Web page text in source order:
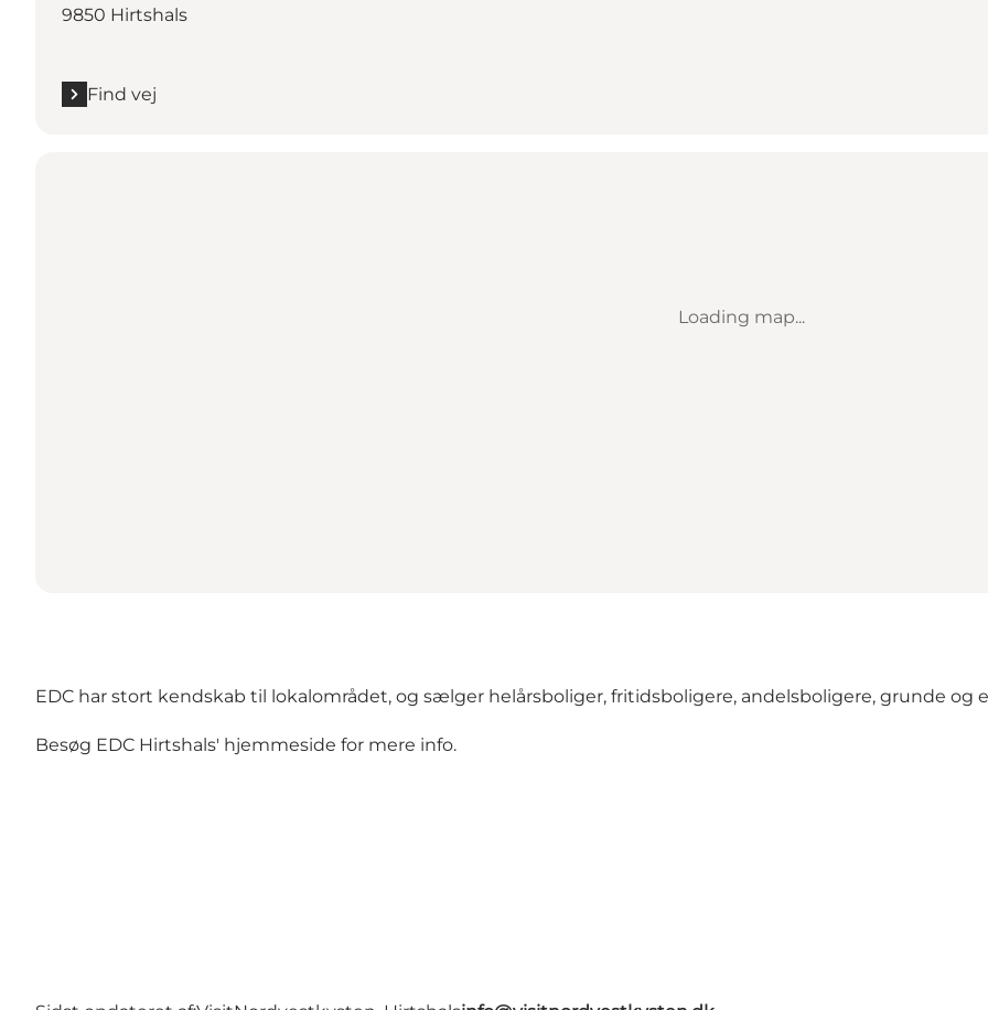
9850 Hirtshals
Find vej
Loading map...
EDC har stort kendskab til lokalområdet, og sælger helårsboliger, fritidsboligere, andelsboligere, grunde og
Besøg EDC Hirtshals' hjemmeside for mere info.